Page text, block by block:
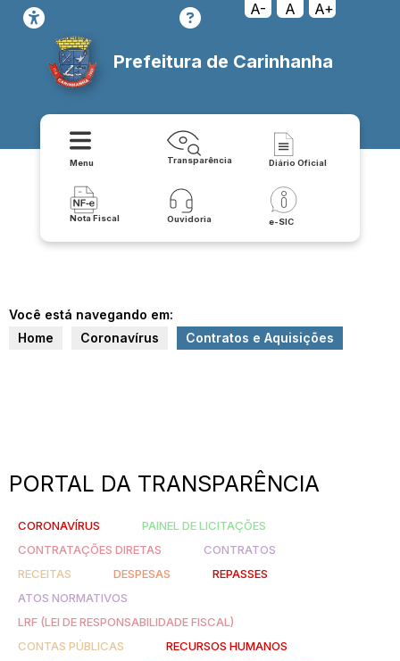
A- A A+
Prefeitura de Carinhanha
Menu Transparência Diário Oficial
Nota Fiscal Ouvidoria e-SIC
Você está navegando em:
Home
Coronavírus Contratos e Aquisições
PORTAL DA TRANSPARÊNCIA
CORONAVÍRUS
PAINEL DE LICITAÇÕES
CONTRATAÇÕES DIRETAS
CONTRATOS
RECEITAS
DESPESAS
REPASSES
ATOS NORMATIVOS
LRF (LEI DE RESPONSABILIDADE FISCAL)
CONTAS PÚBLICAS
RECURSOS HUMANOS